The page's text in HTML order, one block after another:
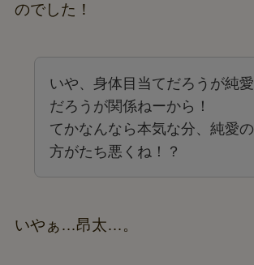
のでした！
いや、身体目当てだろうが純愛
だろうが関係ねーから！
てかなんなら本気な分、純愛の
方がたち悪くね！？
いやぁ…昂太…。